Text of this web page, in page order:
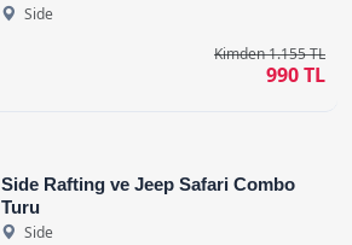
Side
Kimden 1.155 TL
990 TL
Side Rafting ve Jeep Safari Combo
Turu
Side